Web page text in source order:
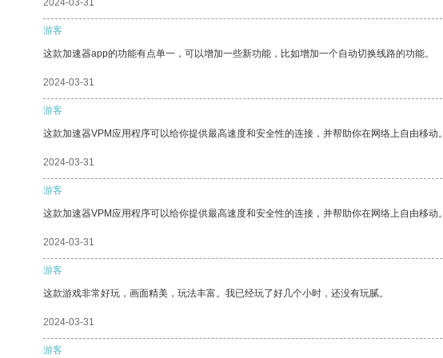
2024-03-31
游客
这款加速器app的功能有点单一，可以增加一些新功能，比如增加一个自动切换线路的功能。
2024-03-31
游客
这款加速器VPM应用程序可以给你提供最高速度和安全性的连接，并帮助你在网络上自由移动。
2024-03-31
游客
这款加速器VPM应用程序可以给你提供最高速度和安全性的连接，并帮助你在网络上自由移动。
2024-03-31
游客
这款游戏非常好玩，画面精美，玩法丰富。我已经玩了好几个小时，还没有玩腻。
2024-03-31
游客